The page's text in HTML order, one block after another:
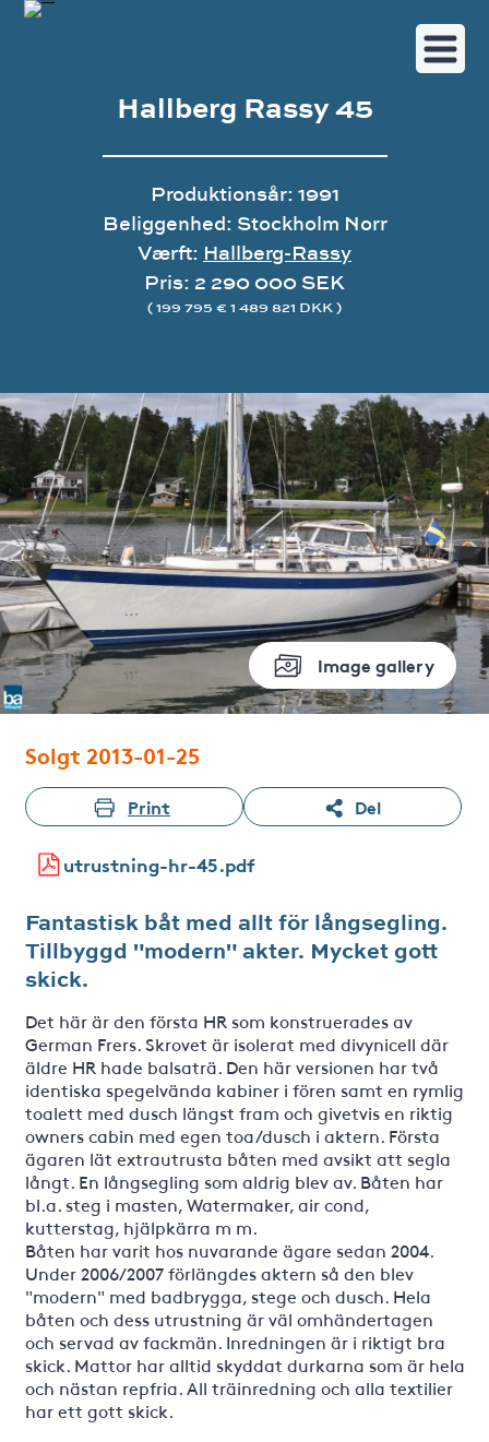
Image gallery
Hallberg Rassy 45
Produktionsår: 1991
Beliggenhed: Stockholm Norr
Værft: Hallberg-Rassy
Pris: 2 290 000 SEK
( 199 795 € 1 489 821 DKK )
Solgt 2013-01-25
Print Del
utrustning-hr-45.pdf
Fantastisk båt med allt för långsegling.
Tillbyggd "modern" akter. Mycket gott
skick.
Det här är den första HR som konstruerades av
German Frers. Skrovet är isolerat med divynicell där
äldre HR hade balsaträ. Den här versionen har två
identiska spegelvända kabiner i fören samt en rymlig
toalett med dusch längst fram och givetvis en riktig
owners cabin med egen toa/dusch i aktern. Första
ägaren lät extrautrusta båten med avsikt att segla
långt. En långsegling som aldrig blev av. Båten har
bl.a. steg i masten, Watermaker, air cond,
kutterstag, hjälpkärra m m.
Båten har varit hos nuvarande ägare sedan 2004.
Under 2006/2007 förlängdes aktern så den blev
"modern" med badbrygga, stege och dusch. Hela
båten och dess utrustning är väl omhändertagen
och servad av fackmän. Inredningen är i riktigt bra
skick. Mattor har alltid skyddat durkarna som är hela
och nästan repfria. All träinredning och alla textilier
har ett gott skick.